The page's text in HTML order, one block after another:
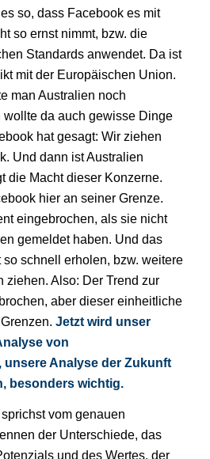
so, dass Facebook es mit
so ernst nimmt, bzw. die
Standards anwendet. Da ist
mit der Europäischen Union.
man Australien noch
wollte da auch gewisse Dinge
hat gesagt: Wir ziehen
Und dann ist Australien
die Macht dieser Konzerne.
hier an seiner Grenze.
eingebrochen, als sie nicht
gemeldet haben. Und das
schnell erholen, bzw. weitere
ziehen. Also: Der Trend zur
aber dieser einheitliche
Jetzt wird unser
von
unsere Analyse der Zukunft
besonders wichtig.
sprichst vom genauen
der Unterschiede, das
und des Wertes, der